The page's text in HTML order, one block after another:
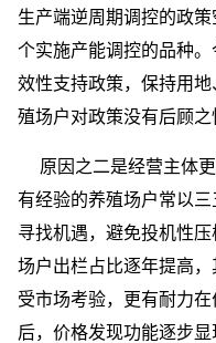
生产端逆周期调控的政
个实施产能调控的品种
效性支持政策，保持用
殖场户对政策没有后顾之
原因之二是经营主体
有经验的养殖场户常以
寻找机遇，避免投机性
场户出栏占比逐年提高
受市场考验，更有耐力
后，价格发现功能逐步